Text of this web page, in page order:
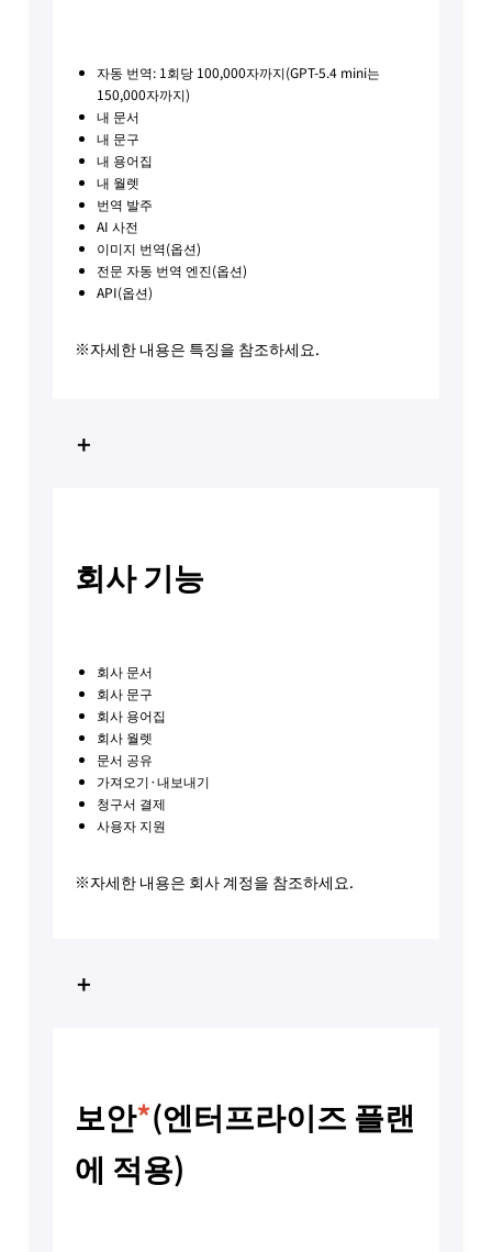
자동 번역: 1회당 100,000자까지(GPT-5.4 mini는
150,000자까지)
내 문서
내 문구
내 용어집
내 월렛
번역 발주
AI 사전
이미지 번역(옵션)
전문 자동 번역 엔진(옵션)
API(옵션)
※자세한 내용은 특징을 참조하세요.
+
회사 기능
회사 문서
회사 문구
회사 용어집
회사 월렛
문서 공유
가져오기·내보내기
청구서 결제
사용자 지원
※자세한 내용은 회사 계정을 참조하세요.
+
보안*(엔터프라이즈 플랜
에 적용)